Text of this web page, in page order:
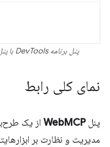
پنل برنامه DevTools با پنل WebMCP انتخاب شده در نوار کناری برنامه.
نمای کلی رابط
پنلWebMCP از یک
مدیریت و نظارت بر